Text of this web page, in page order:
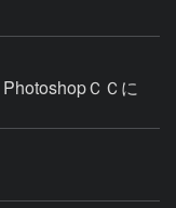
ＣＣに